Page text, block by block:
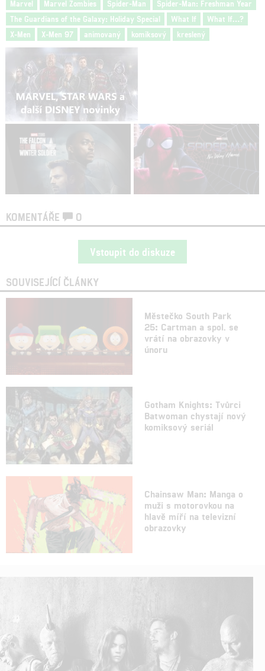
Marvel Marvel Zombies Spider-Man
Spider-Man: Freshman Year
The Guardians of the Galaxy: Holiday Special
What If
What If…?
X-Men
X-Men 97 animovaný komiksový kreslený
KOMENTÁŘE 0
Vstoupit do diskuze
SOUVISEJÍCÍ ČLÁNKY
Městečko South Park
25: Cartman a spol. se
vrátí na obrazovky v
únoru
Gotham Knights: Tvůrci
Batwoman chystají nový
komiksový seriál
Chainsaw Man: Manga o
muži s motorovkou na
hlavě míří na televizní
obrazovky